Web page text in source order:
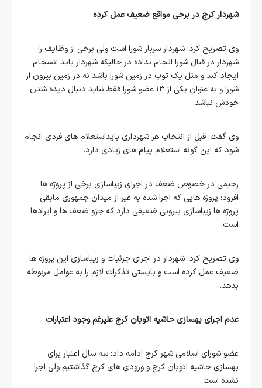
شهردار کرج در برخی مواقع ضعیف عمل کرده
وی تصریح کرد: شهردار سرباز شورا است ولی برخی از وظایف را
شهردار در قبال شورا انجام نداده در حالیکه شهردار باید انسجام
ایجاد کند و مثل یک توپ در زمین شورا باشد نه در زمین بیرون از
شورا و به عنوان یکی از ۱۳ عضو شورا فقط نباید دنبال دیده شدن
خودش نباشد.
وی گفت: قبل از انتخاب هر شهرداری بایداستعلام های فردی انجام
شود که این گونه استعلام پیام های زیادی دارد.
رحیمی در خصوص ضعف در اجرای زیباسازی برخی از پروژه ها
افزود: پروژه هایی که اجرا شده به غیر از میدان جمهوری مابقی
پروژه ها زیباسازی بیرونی ضعیفی دارد که جزو ضعف ها و ایرادها
است.
وی تصریح کرد: شهردار در اجرای جزئیات و زیباسازی این پروژه ها
ضعیف عمل کرده است و بایستی تذکرات لازم را به عوامل مربوطه
بدهد.
عدم اجرای بهسازی حاشیه اتوبان کرج علیرغم وجود اعتبارات
عضو شورای اسلامی شهر کرج ادامه داد: سه سال اعتبار برای
بهسازی حاشیه اتوبان کرج و ورودی های کرج گذاشتیم ولی اجرا
نشده است.